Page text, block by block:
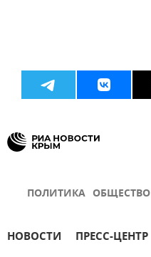
ПОЛИТИКА ОБЩЕСТВО
НОВОСТИ ПРЕСС-ЦЕНТР